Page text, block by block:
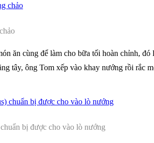
ăn cùng để làm cho bữa tối hoàn chỉnh,
tây, ông Tom xếp vào khay nướng rồi rắc
bị được cho vào lò nướng